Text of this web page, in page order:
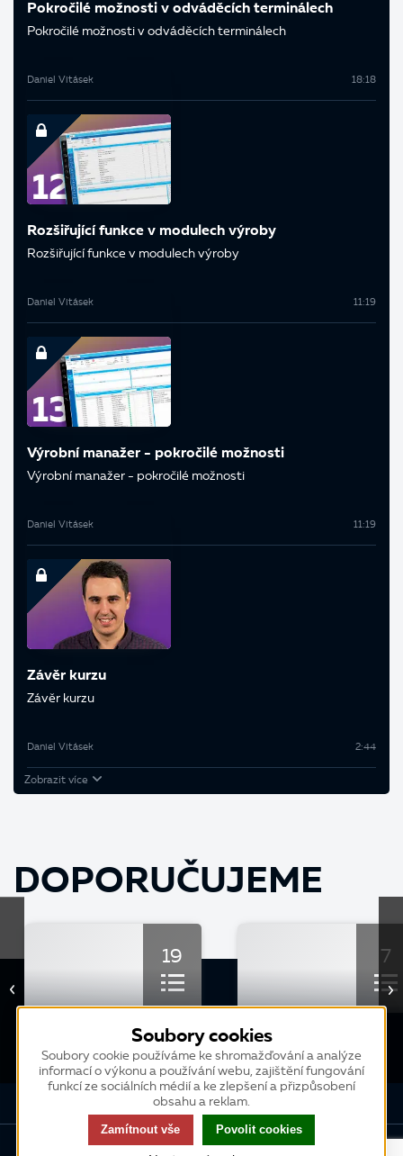
Pokročilé možnosti v odváděcích terminálech
Pokročilé možnosti v odváděcích terminálech
Daniel Vitásek 18:18
Rozšiřující funkce v modulech výroby
Rozšiřující funkce v modulech výroby
Daniel Vitásek 11:19
Výrobní manažer - pokročilé možnosti
Výrobní manažer - pokročilé možnosti
Daniel Vitásek 11:19
Závěr kurzu
Závěr kurzu
Daniel Vitásek 2:44
Zobrazit více
DOPORUČUJEME
19
Optimalizace a ladění
výkonu K2
7
KURZ
Základní školení K2
Soubory cookies
Soubory cookie používáme ke shromažďování a analýze
informací o výkonu a používání webu, zajištění fungování
funkcí ze sociálních médií a ke zlepšení a přizpůsobení
obsahu a reklam.
Zamítnout vše Povolit cookies